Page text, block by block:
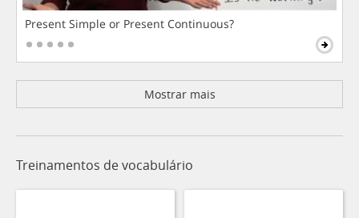
Present Simple or Present Continuous?
Mostrar mais
Treinamentos de vocabulário